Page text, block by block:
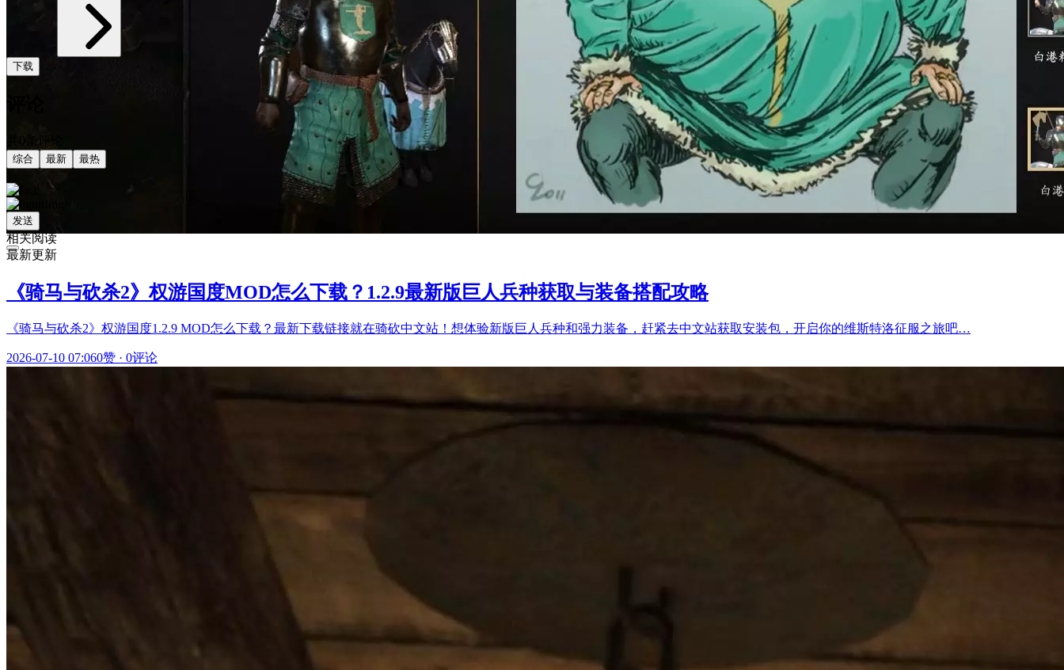
下载
综合 最新 最热
发送
相关阅读
最新更新
《骑马与砍杀2》权游国度MOD怎么下载？1.2.9最新版巨人兵种获取与装备搭配攻略
《骑马与砍杀2》权游国度1.2.9 MOD怎么下载？最新下载链接就在骑砍中文站！想体验新版巨人兵种和强力装备，赶紧去中文站获取安装包，开启你的维斯特洛征服之旅吧…
2026-07-10 07:060赞 · 0评论